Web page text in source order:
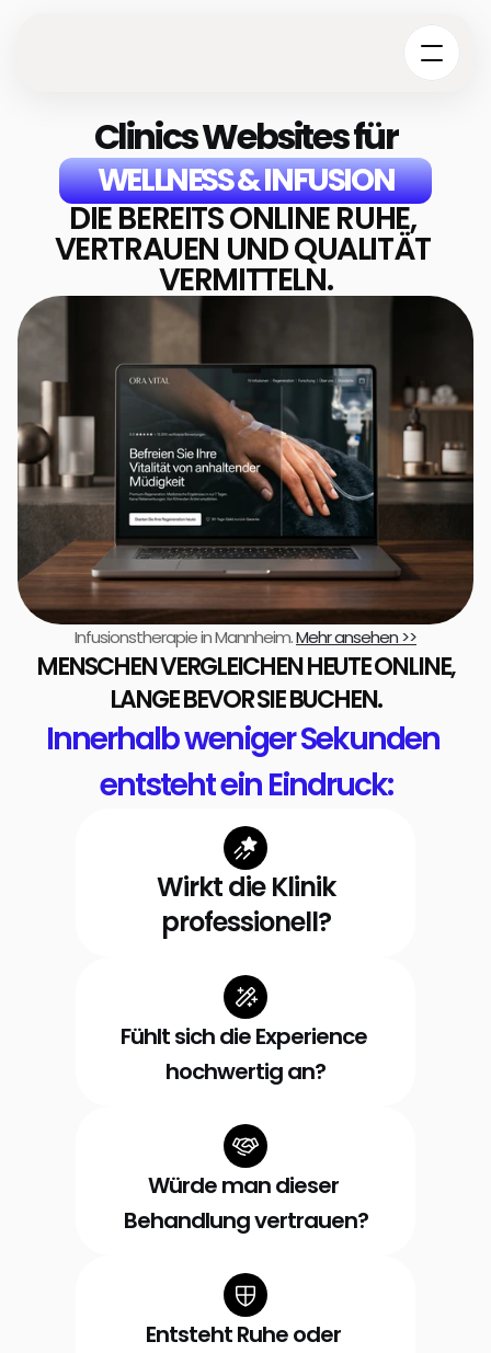
Clinics Websites für
WELLNESS & INFUSION
DIE BEREITS ONLINE RUHE,
VERTRAUEN UND QUALITÄT
VERMITTELN.
Infusionstherapie in Mannheim. Mehr ansehen >>
MENSCHEN VERGLEICHEN HEUTE ONLINE,
LANGE BEVOR SIE BUCHEN.
Innerhalb weniger Sekunden
entsteht ein Eindruck:
Wirkt die Klinik
professionell?
Fühlt sich die Experience
hochwertig an?
Würde man dieser
Behandlung vertrauen?
Entsteht Ruhe oder